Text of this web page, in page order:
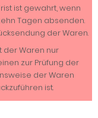
ist gewahrt, wenn
Tagen absenden.
der Waren.
der Waren nur
zur Prüfung der
der Waren
ist.